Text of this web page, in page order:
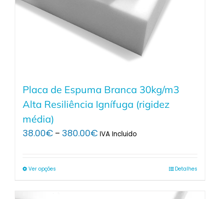
Placa de Espuma Branca 30kg/m3
Alta Resiliência Ignífuga (rigidez
média)
38.00€ – 380.00€Price
IVA Incluido
Ver opções Detalhes